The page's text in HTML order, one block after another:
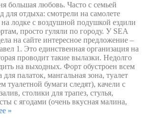
большая любовь. Часто с семьей
для отдыха: смотрели на самолете
лодке с воздушной подушкой ездили
просто гуляли по городу. У SEA
на сайте интересное предложение –
1. Это единственная организация на
проводит такие вылазки. Недолго
на выходных. Форт обустроен всем
палаток, мангальная зона, туалет
туалетной бумаги следят), качели с
столики для трапез, стулья,
с ягодами (очень вкусная малина,
»